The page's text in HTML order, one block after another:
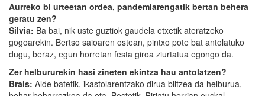
Aurreko bi urteetan ordea, pandemiarengatik bertan behera
geratu zen?
Silvia: Ba bai, nik uste guztiok gaudela etxetik ateratzeko
gogoarekin. Bertso saioaren ostean, pintxo pote bat antolatuko
dugu, beraz, egun horretan festa giroa ziurtatua egongo da.
Zer helbururekin hasi zineten ekintza hau antolatzen?
Brais: Alde batetik, ikastolarentzako dirua biltzea da helburua,